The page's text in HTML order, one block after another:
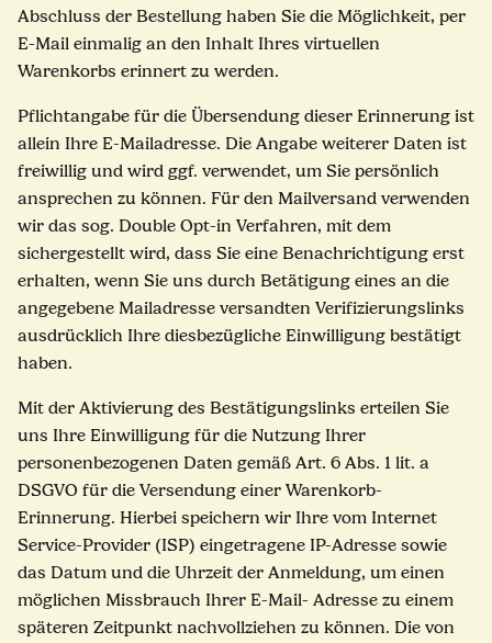
Abschluss der Bestellung haben Sie die Möglichkeit, per
E-Mail einmalig an den Inhalt Ihres virtuellen
Warenkorbs erinnert zu werden.
Pflichtangabe für die Übersendung dieser Erinnerung ist
allein Ihre E-Mailadresse. Die Angabe weiterer Daten ist
freiwillig und wird ggf. verwendet, um Sie persönlich
ansprechen zu können. Für den Mailversand verwenden
wir das sog. Double Opt-in Verfahren, mit dem
sichergestellt wird, dass Sie eine Benachrichtigung erst
erhalten, wenn Sie uns durch Betätigung eines an die
angegebene Mailadresse versandten Verifizierungslinks
ausdrücklich Ihre diesbezügliche Einwilligung bestätigt
haben.
Mit der Aktivierung des Bestätigungslinks erteilen Sie
uns Ihre Einwilligung für die Nutzung Ihrer
personenbezogenen Daten gemäß Art. 6 Abs. 1 lit. a
DSGVO für die Versendung einer Warenkorb-
Erinnerung. Hierbei speichern wir Ihre vom Internet
Service-Provider (ISP) eingetragene IP-Adresse sowie
das Datum und die Uhrzeit der Anmeldung, um einen
möglichen Missbrauch Ihrer E-Mail- Adresse zu einem
späteren Zeitpunkt nachvollziehen zu können. Die von